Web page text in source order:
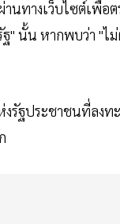
นทางเว็บไซต์เพื่
ฐ" นั้น หากพบว่า "ไ
รัฐประชาชนที่ลงท